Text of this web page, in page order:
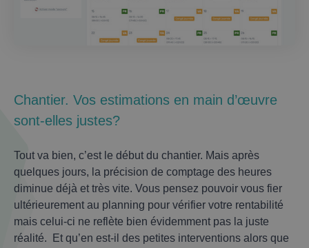
Chantier. Vos estimations en main d’œuvre
sont-elles justes?
Tout va bien, c’est le début du chantier. Mais après
quelques jours, la précision de comptage des heures
diminue déjà et très vite. Vous pensez pouvoir vous fier
ultérieurement au planning pour vérifier votre rentabilité
mais celui-ci ne reflète bien évidemment pas la juste
réalité. Et qu’en est-il des petites interventions alors que